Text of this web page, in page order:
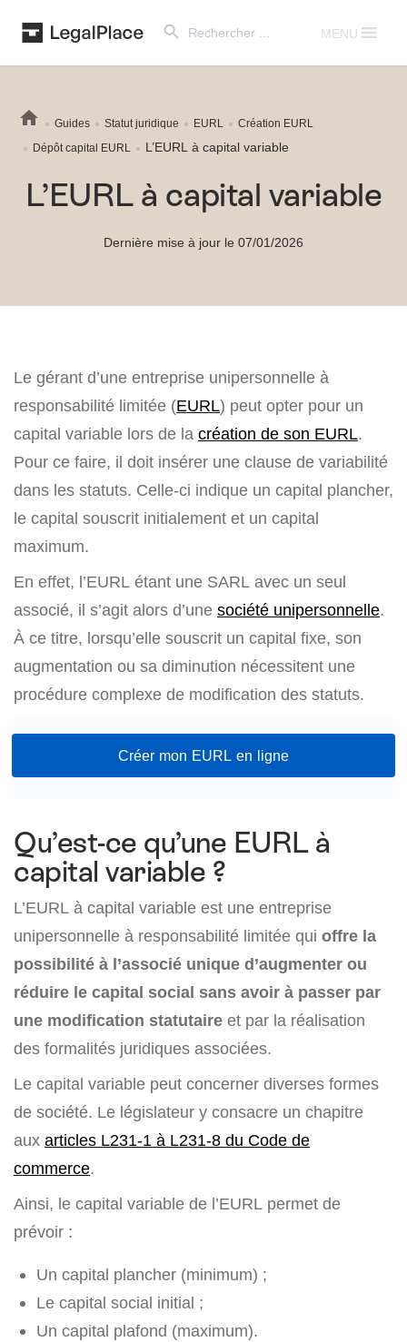
for:
MENU
Guides Statut juridique EURL
Création EURL
Dépôt capital EURL
L’EURL à capital variable
L’EURL à capital variable
Dernière mise à jour le 07/01/2026
Le gérant d’une entreprise unipersonnelle à
responsabilité limitée (EURL) peut opter pour un
capital variable lors de la création de son EURL.
Pour ce faire, il doit insérer une clause de variabilité
dans les statuts. Celle-ci indique un capital plancher,
le capital souscrit initialement et un capital
maximum.
En effet, l’EURL étant une SARL avec un seul
associé, il s’agit alors d’une société unipersonnelle.
À ce titre, lorsqu’elle souscrit un capital fixe, son
augmentation ou sa diminution nécessitent une
procédure complexe de modification des statuts.
Créer mon EURL en ligne
Qu’est-ce qu’une EURL à
capital variable ?
L’EURL à capital variable est une entreprise
unipersonnelle à responsabilité limitée qui offre la
possibilité à l’associé unique d’augmenter ou
réduire le capital social sans avoir à passer par
une modification statutaire et par la réalisation
des formalités juridiques associées.
Le capital variable peut concerner diverses formes
de société. Le législateur y consacre un chapitre
aux articles L231-1 à L231-8 du Code de
commerce.
Ainsi, le capital variable de l’EURL permet de
prévoir :
Un capital plancher (minimum) ;
Le capital social initial ;
Un capital plafond (maximum).